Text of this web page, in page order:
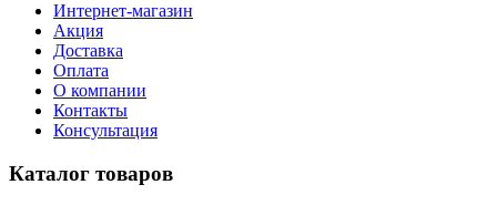
Интернет-магазин
Акция
Доставка
Оплата
О компании
Контакты
Консультация
Каталог товаров